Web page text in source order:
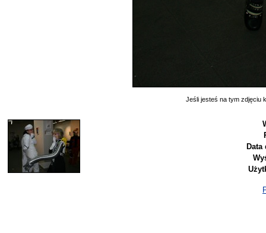
Jeśli jesteś na tym zdjęciu
Data